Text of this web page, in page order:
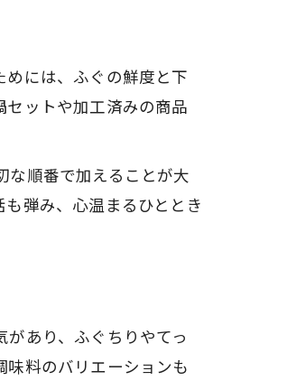
には、ふぐの鮮度と下
ットや加工済みの商品
な順番で加えることが大
弾み、心温まるひととき
あり、ふぐちりやてっ
料のバリエーションも